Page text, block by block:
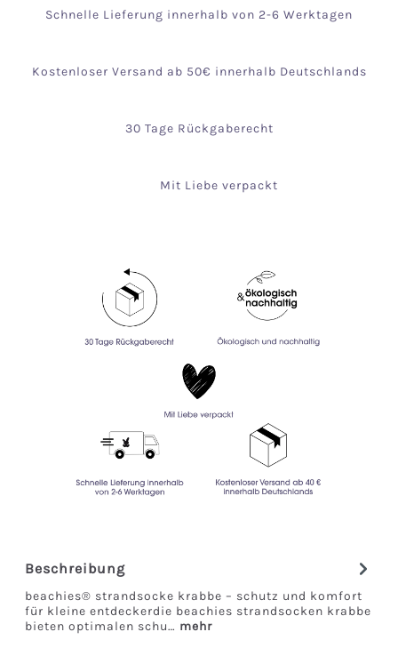
Schnelle Lieferung innerhalb von 2-6 Werktagen
Kostenloser Versand ab 50€ innerhalb Deutschlands
30 Tage Rückgaberecht
Mit Liebe verpackt
Beschreibung
beachies® strandsocke krabbe – schutz und komfort
für kleine entdeckerdie beachies strandsocken krabbe
bieten optimalen schu… mehr